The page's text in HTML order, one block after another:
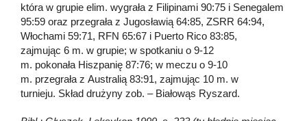
która w grupie elim. wygrała z Filipinami 90:75 i Senegalem
95:59 oraz przegrała z Jugosławią 64:85, ZSRR 64:94,
Włochami 59:71, RFN 65:67 i Puerto Rico 83:85,
zajmując 6 m. w grupie; w spotkaniu o 9-12
m. pokonała Hiszpanię 87:76; w meczu o 9-10
m. przegrała z Australią 83:91, zajmując 10 m. w
turnieju. Skład drużyny zob. – Białowąs Ryszard.